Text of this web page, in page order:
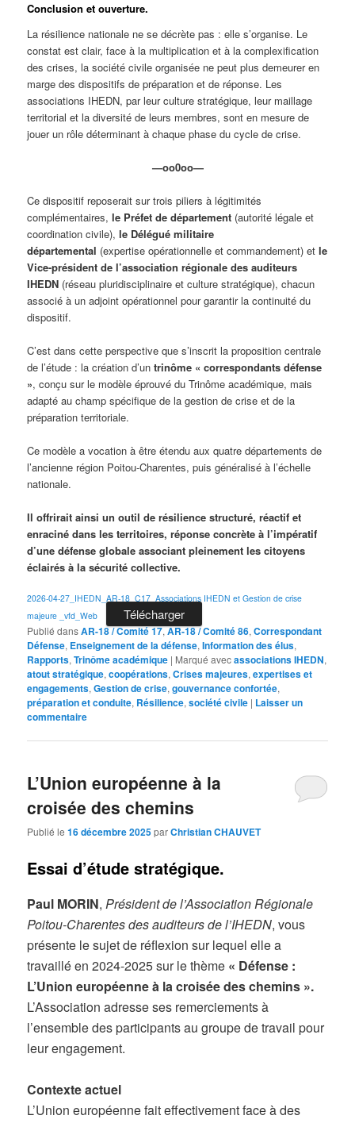
Conclusion et ouverture.
La résilience nationale ne se décrète pas : elle s’organise. Le
constat est clair, face à la multiplication et à la complexification
des crises, la société civile organisée ne peut plus demeurer en
marge des dispositifs de préparation et de réponse. Les
associations IHEDN, par leur culture stratégique, leur maillage
territorial et la diversité de leurs membres, sont en mesure de
jouer un rôle déterminant à chaque phase du cycle de crise.
—oo0oo—
Ce dispositif reposerait sur trois piliers à légitimités
complémentaires,le Préfet de département (autorité légale et
coordination civile),le Délégué militaire
départemental (expertise opérationnelle et commandement) etle
Vice-président de l’association régionale des auditeurs
IHEDN (réseau pluridisciplinaire et culture stratégique), chacun
associé à un adjoint opérationnel pour garantir la continuité du
dispositif.
​C’est dans cette perspective que s’inscrit la proposition centrale
de l’étude : la création d’untrinôme « correspondants défense
», conçu sur le modèle éprouvé du Trinôme académique, mais
adapté au champ spécifique de la gestion de crise et de la
préparation territoriale.
Ce modèle a vocation à être étendu aux quatre départements de
l’ancienne région Poitou-Charentes, puis généralisé à l’échelle
nationale.
Il offrirait ainsi un outil de résilience structuré, réactif et
enraciné dans les territoires, réponse concrète à l’impératif
d’une défense globale associant pleinement les citoyens
éclairés à la sécurité collective.
2026-04-27_IHEDN_AR-18_C17_Associations IHEDN et Gestion de crise
majeure _vfd_Web
Télécharger
Publié dansAR-18 / Comité 17,AR-18 / Comité 86,Correspondant
Défense, Enseignement de la défense,Information des élus,
Rapports,Trinôme académique | Marqué avecassociations IHEDN,
atout stratégique,coopérations,Crises majeures,expertises et
engagements,Gestion de crise,gouvernance confortée,
préparation et conduite, Résilience,société civile | Laisser un
commentaire
L’Union européenne à la
croisée des chemins
Publié le16 décembre 2025parChristian CHAUVET
Essai d’étude stratégique.
Paul MORIN,Président de l’Association Régionale
Poitou-Charentes des auditeurs de l’IHEDN, vous
présente le sujet de réflexion sur lequel elle a
travaillé en 2024-2025 sur le thème « Défense :
L’Union européenne à la croisée des chemins ».
L’Association adresse ses remerciements à
l’ensemble des participants au groupe de travail pour
leur engagement.
Contexte actuel
L’Union européenne fait effectivement face à des